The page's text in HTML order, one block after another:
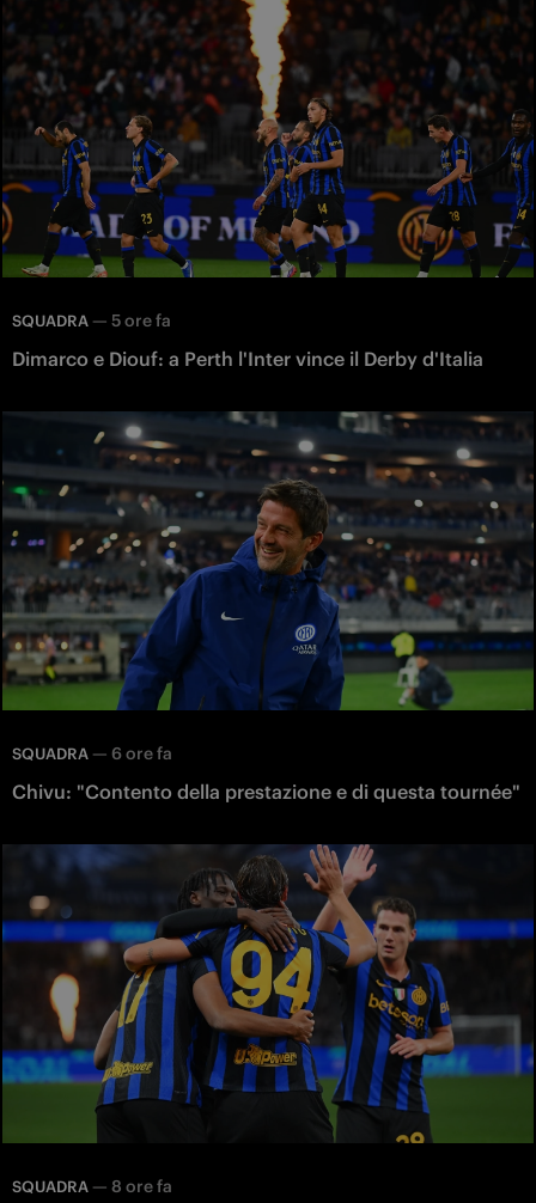
SQUADRA — 5 ore fa
Dimarco e Diouf: a Perth l'Inter vince il Derby d'Italia
SQUADRA — 6 ore fa
Chivu: "Contento della prestazione e di questa tournée"
SQUADRA — 8 ore fa